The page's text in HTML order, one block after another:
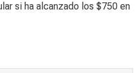
si ha alcanzado los $750 en